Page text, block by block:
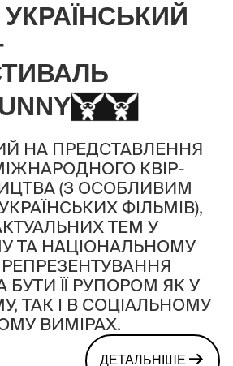
НА ПРЕДСТАВЛЕННЯ
КВІР-
(З ОСОБЛИВИМ
ФІЛЬМІВ),
ТЕМ У
ТА НАЦІОНАЛЬНОМУ
БУТИ ЇЇ РУПОРОМ ЯК У
ТАК І В СОЦІАЛЬНОМУ
ВИМІРАХ.
ДЕТАЛЬНІШЕ